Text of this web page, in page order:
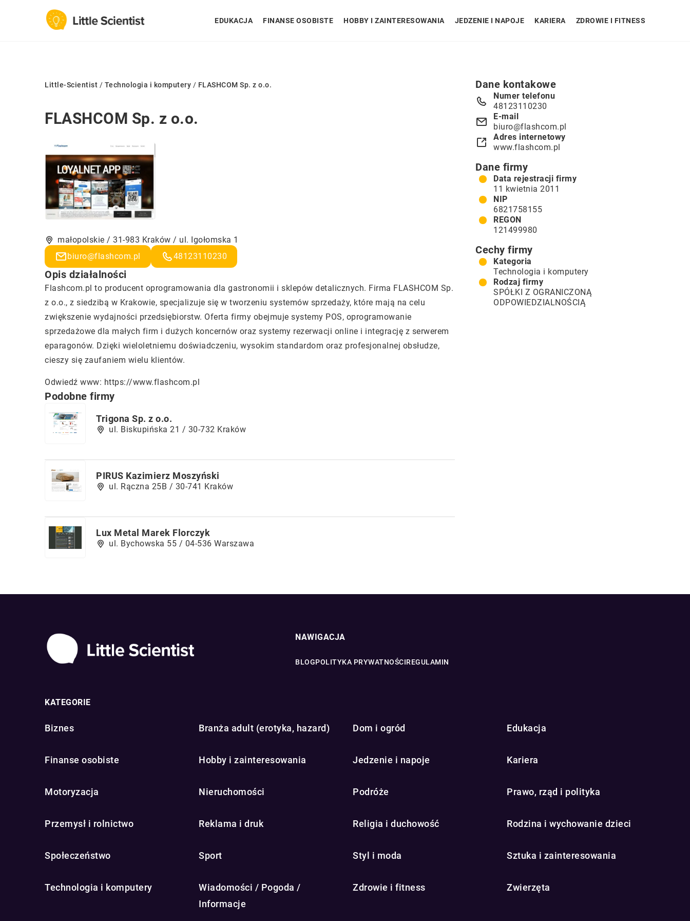
EDUKACJA FINANSE OSOBISTE HOBBY I ZAINTERESOWANIA JEDZENIE I NAPOJE KARIERA ZDROWIE I FITNESS
Little-Scientist / Technologia i komputery / FLASHCOM Sp. z o.o.
FLASHCOM Sp. z o.o.
małopolskie / 31-983 Kraków / ul. Igołomska 1
biuro@flashcom.pl
48123110230
Opis działalności
Flashcom.pl to producent oprogramowania dla gastronomii i sklepów detalicznych. Firma FLASHCOM Sp.
z o.o., z siedzibą w Krakowie, specjalizuje się w tworzeniu systemów sprzedaży, które mają na celu
zwiększenie wydajności przedsiębiorstw. Oferta firmy obejmuje systemy POS, oprogramowanie
sprzedażowe dla małych firm i dużych koncernów oraz systemy rezerwacji online i integrację z serwerem
eparagonów. Dzięki wieloletniemu doświadczeniu, wysokim standardom oraz profesjonalnej obsłudze,
cieszy się zaufaniem wielu klientów.
Odwiedź www: https://www.flashcom.pl
Podobne firmy
Trigona Sp. z o.o.
ul. Biskupińska 21 / 30-732 Kraków
PIRUS Kazimierz Moszyński
ul. Rączna 25B / 30-741 Kraków
Lux Metal Marek Florczyk
ul. Bychowska 55 / 04-536 Warszawa
Dane kontakowe
Numer telefonu
48123110230
E-mail
biuro@flashcom.pl
Adres internetowy
www.flashcom.pl
Dane firmy
Data rejestracji firmy
11 kwietnia 2011
NIP
6821758155
REGON
121499980
Cechy firmy
Kategoria
Technologia i komputery
Rodzaj firmy
SPÓŁKI Z OGRANICZONĄ
ODPOWIEDZIALNOŚCIĄ
NAWIGACJA
BLOGPOLITYKA PRYWATNOŚCIREGULAMIN
KATEGORIE
Biznes Branża adult (erotyka, hazard) Dom i ogród Edukacja
Finanse osobiste Hobby i zainteresowania Jedzenie i napoje Kariera
Motoryzacja Nieruchomości Podróże Prawo, rząd i polityka
Przemysł i rolnictwo Reklama i druk Religia i duchowość Rodzina i wychowanie dzieci
Społeczeństwo Sport Styl i moda Sztuka i zainteresowania
Technologia i komputery
Wiadomości / Pogoda /
Informacje
Zdrowie i fitness Zwierzęta